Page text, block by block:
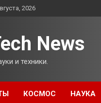
2026
News
и техники.
КОСМОС НАУКА